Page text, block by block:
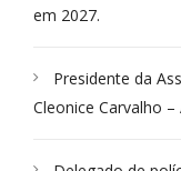
em 2027.
Presidente da
Cleonice Carvalho